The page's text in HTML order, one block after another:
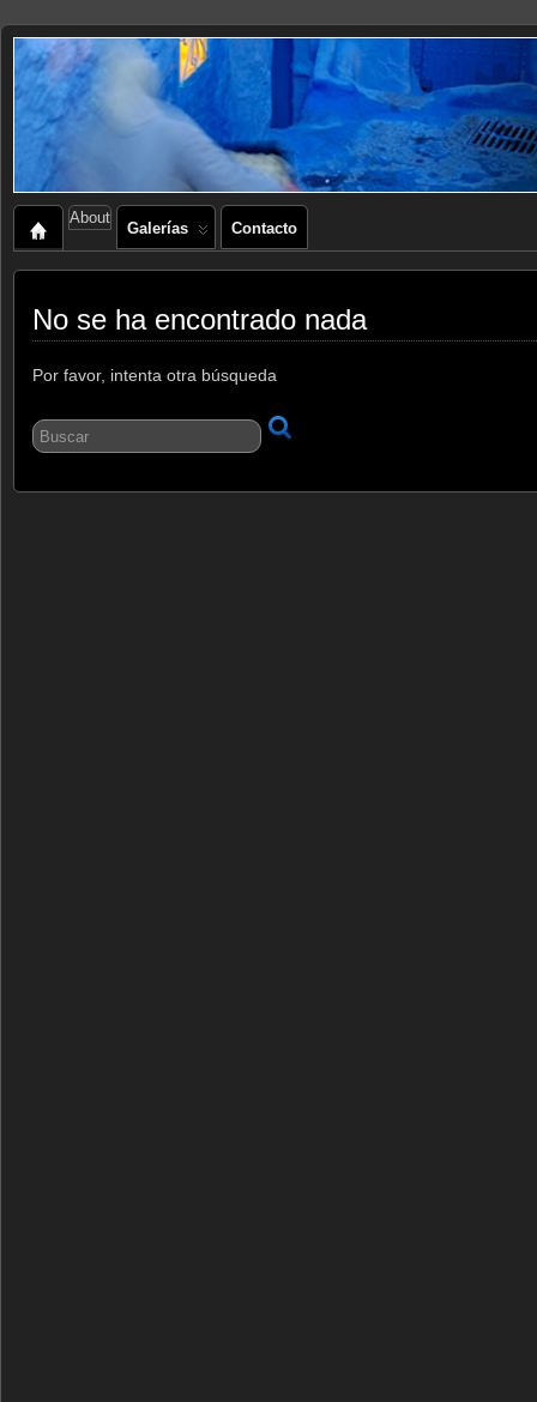
About
Galerías Contacto
No se ha encontrado nada
Por favor, intenta otra búsqueda